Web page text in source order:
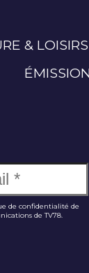
& LOISIRS
de confidentialité de
de TV78.